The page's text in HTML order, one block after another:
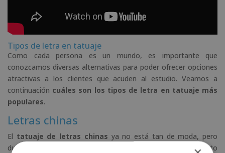
Tipos de letra en tatuaje
Como cada persona es un mundo, es importante que
conozcamos diversas alternativas para poder ofrecer opciones
atractivas a los clientes que acuden al estudio. Veamos a
continuación cuáles son los tipos de letra en tatuaje más
populares.
Letras chinas
El tatuaje de letras chinas ya no está tan de moda, pero
durante muchos años ha sido uno de los más solicitados. Esto